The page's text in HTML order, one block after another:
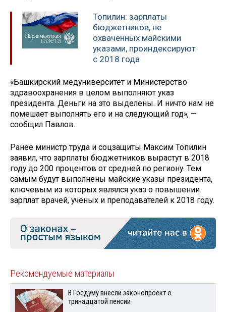
Топилин: зарплаты
бюджетников, не
охваченных майскими
указами, проиндексируют
с 2018 года
«Башкирский медуниверситет и Министерство
здравоохранения в целом выполняют указ
президента. Деньги на это выделены. И ничто нам не
помешает выполнять его и на следующий год», —
сообщил Павлов.
Ранее министр труда и соцзащиты Максим Топилин
заявил, что зарплаты бюджетников вырастут в 2018
году до 200 процентов от средней по региону. Тем
самым будут выполнены майские указы президента,
ключевым из которых являлся указ о повышении
зарплат врачей, учёных и преподавателей к 2018 году.
Рекомендуемые материалы
В Госдуму внесли законопроект о
тринадцатой пенсии